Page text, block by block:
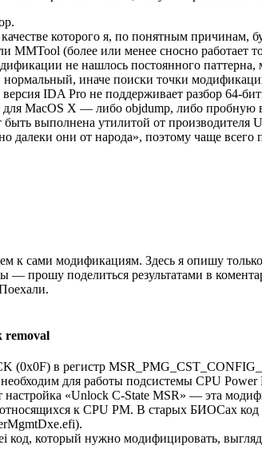
которого я, по понятным
MMTool (более или менее сносно работает
не нашлось постоянного паттерна,
нормальный, иначе поиски точки
IDA Pro не поддерживает разбор 64-
MacOS X — либо objdump, либо пробную
выполнена утилитой от
далеки они от народа», поэтому чаще всего
к сами модификациям. Здесь я опишу
— прошу поделиться результатами в
removal
(0x0F) в регистр
для работы подсистемы CPU
настройка «Unlock C-State MSR» — эта
к CPU PM. В старых БИОСах
код, который нужно модифицировать,